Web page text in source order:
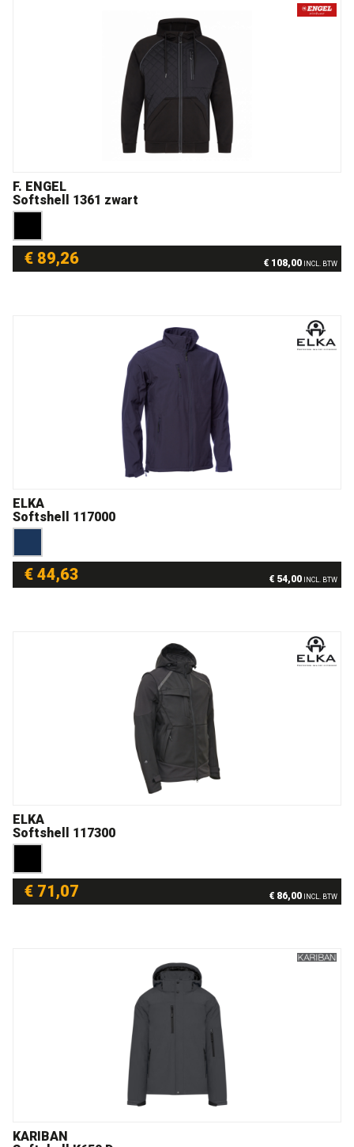
F. ENGEL
Softshell 1361 zwart
€ 89,26 € 108,00 INCL. BTW
ELKA
Softshell 117000
€ 44,63 € 54,00 INCL. BTW
ELKA
Softshell 117300
€ 71,07 € 86,00 INCL. BTW
KARIBAN